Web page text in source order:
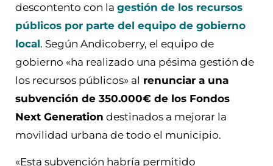
descontento con la gestión de los recursos
públicos por parte del equipo de gobierno
local. Según Andicoberry, el equipo de
gobierno «ha realizado una pésima gestión de
los recursos públicos» al renunciar a una
subvención de 350.000€ de los Fondos
Next Generation destinados a mejorar la
movilidad urbana de todo el municipio.
«Esta subvención habría permitido